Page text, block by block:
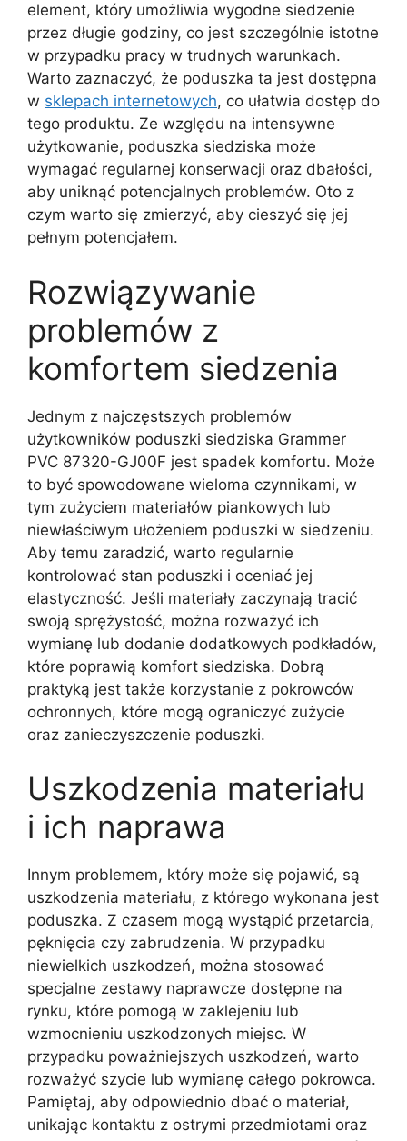
element, który umożliwia wygodne siedzenie
przez długie godziny, co jest szczególnie istotne
w przypadku pracy w trudnych warunkach.
Warto zaznaczyć, że poduszka ta jest dostępna
w sklepach internetowych, co ułatwia dostęp do
tego produktu. Ze względu na intensywne
użytkowanie, poduszka siedziska może
wymagać regularnej konserwacji oraz dbałości,
aby uniknąć potencjalnych problemów. Oto z
czym warto się zmierzyć, aby cieszyć się jej
pełnym potencjałem.
Rozwiązywanie
problemów z
komfortem siedzenia
Jednym z najczęstszych problemów
użytkowników poduszki siedziska Grammer
PVC 87320-GJ00F jest spadek komfortu. Może
to być spowodowane wieloma czynnikami, w
tym zużyciem materiałów piankowych lub
niewłaściwym ułożeniem poduszki w siedzeniu.
Aby temu zaradzić, warto regularnie
kontrolować stan poduszki i oceniać jej
elastyczność. Jeśli materiały zaczynają tracić
swoją sprężystość, można rozważyć ich
wymianę lub dodanie dodatkowych podkładów,
które poprawią komfort siedziska. Dobrą
praktyką jest także korzystanie z pokrowców
ochronnych, które mogą ograniczyć zużycie
oraz zanieczyszczenie poduszki.
Uszkodzenia materiału
i ich naprawa
Innym problemem, który może się pojawić, są
uszkodzenia materiału, z którego wykonana jest
poduszka. Z czasem mogą wystąpić przetarcia,
pęknięcia czy zabrudzenia. W przypadku
niewielkich uszkodzeń, można stosować
specjalne zestawy naprawcze dostępne na
rynku, które pomogą w zaklejeniu lub
wzmocnieniu uszkodzonych miejsc. W
przypadku poważniejszych uszkodzeń, warto
rozważyć szycie lub wymianę całego pokrowca.
Pamiętaj, aby odpowiednio dbać o materiał,
unikając kontaktu z ostrymi przedmiotami oraz